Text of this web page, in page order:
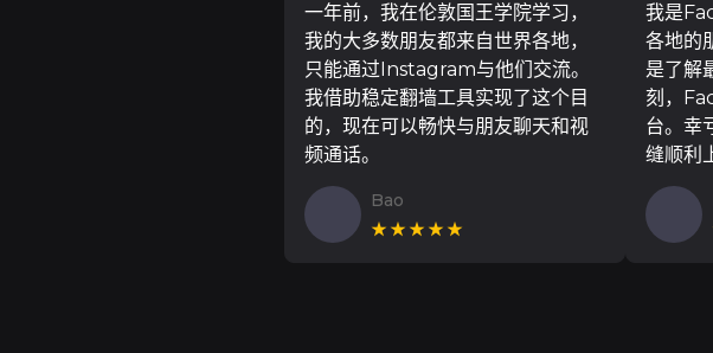
一年前，我在伦敦国王学院学习，
我的大多数朋友都来自世界各地，
只能通过Instagram与他们交流。
我借助稳定翻墙工具实现了这个目
的，现在可以畅快与朋友聊天和视
频通话。
Bao
★★★★★
我是
各地的
是了解
刻，
台。幸
缝顺利